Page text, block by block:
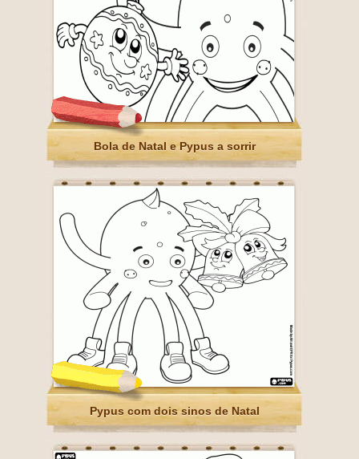
Bola de Natal e Pypus a sorrir
Pypus com dois sinos de Natal